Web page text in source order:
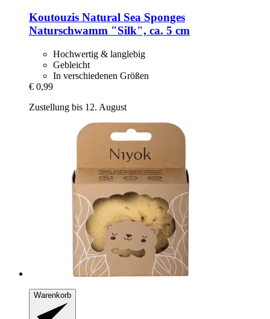
Koutouzis Natural Sea Sponges
Naturschwamm "Silk", ca. 5 cm
Hochwertig & langlebig
Gebleicht
In verschiedenen Größen
€ 0,99
Zustellung bis 12. August
Warenkorb